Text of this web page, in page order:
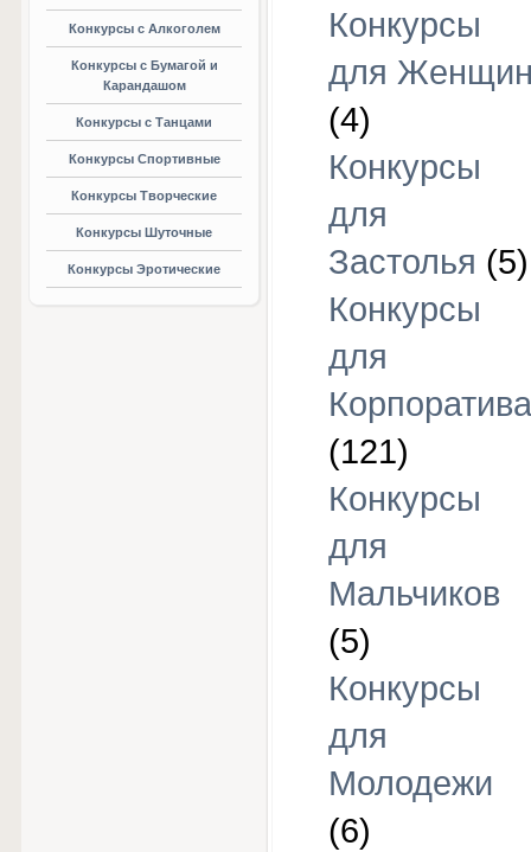
Конкурсы с Алкоголем
Конкурсы с Бумагой и
Карандашом
Конкурсы с Танцами
Конкурсы Спортивные
Конкурсы Творческие
Конкурсы Шуточные
Конкурсы Эротические
Конкурсы
для
(4)
Конкурсы
для
Застолья (5)
Конкурсы
для
Корпоратива
(121)
Конкурсы
для
Мальчиков
(5)
Конкурсы
для
Молодежи
(6)